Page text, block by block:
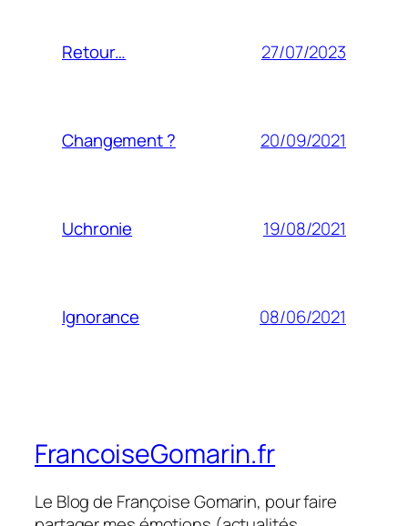
Retour… 27/07/2023
Changement ? 20/09/2021
Uchronie 19/08/2021
Ignorance 08/06/2021
FrancoiseGomarin.fr
Le Blog de Françoise Gomarin, pour faire